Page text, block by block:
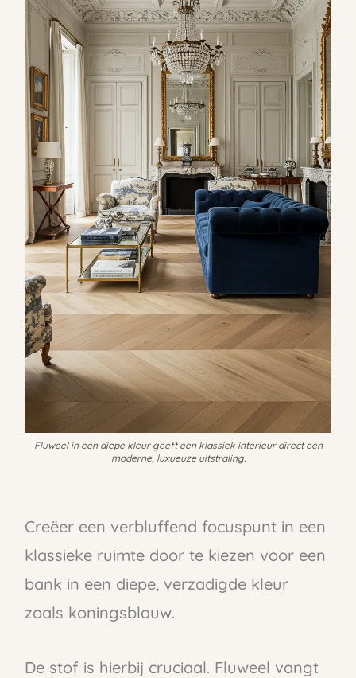
Fluweel in een diepe kleur geeft een klassiek interieur direct een
moderne, luxueuze uitstraling.
Creëer een verbluffend focuspunt in een
klassieke ruimte door te kiezen voor een
bank in een diepe, verzadigde kleur
zoals koningsblauw.
De stof is hierbij cruciaal. Fluweel vangt